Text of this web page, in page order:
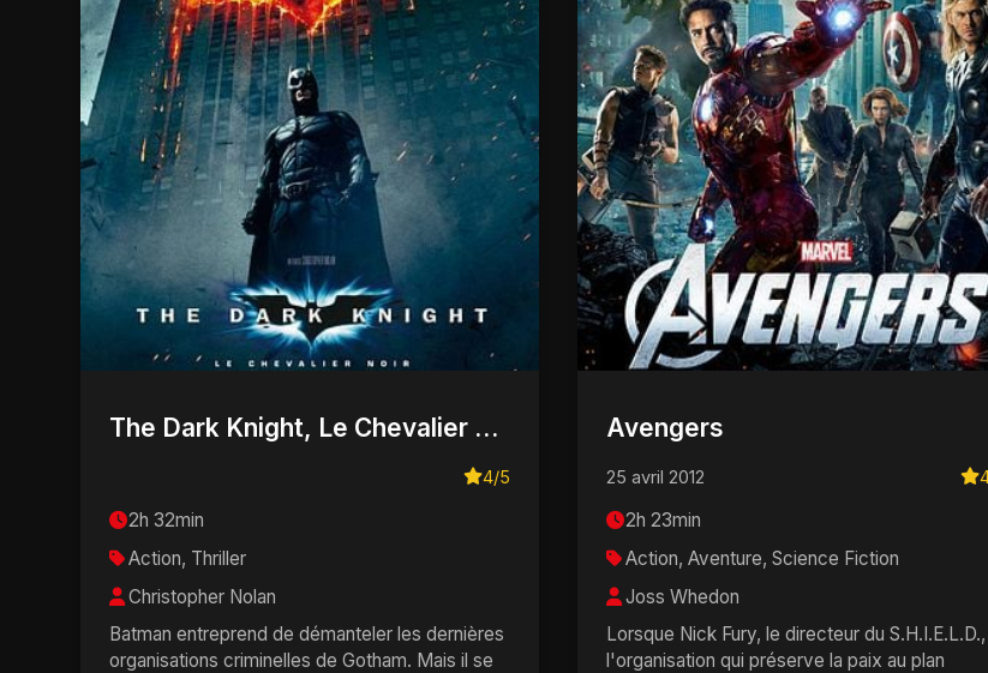
The Dark Knight, Le Chevalier Noir
4/5
2h 32min
Action, Thriller
Christopher Nolan
Batman entreprend de démanteler les dernières
organisations criminelles de Gotham. Mais il se
Avengers
25 avril 2012
2h 23min
Action, Aventure, Science Fiction
Joss Whedon
Lorsque Nick Fury, le directeur du S.H.I.E.L.D.,
l'organisation qui préserve la paix au plan